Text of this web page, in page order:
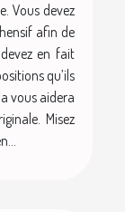
Vous devez
afin de
en fait
qu’ils
vous aidera
Misez